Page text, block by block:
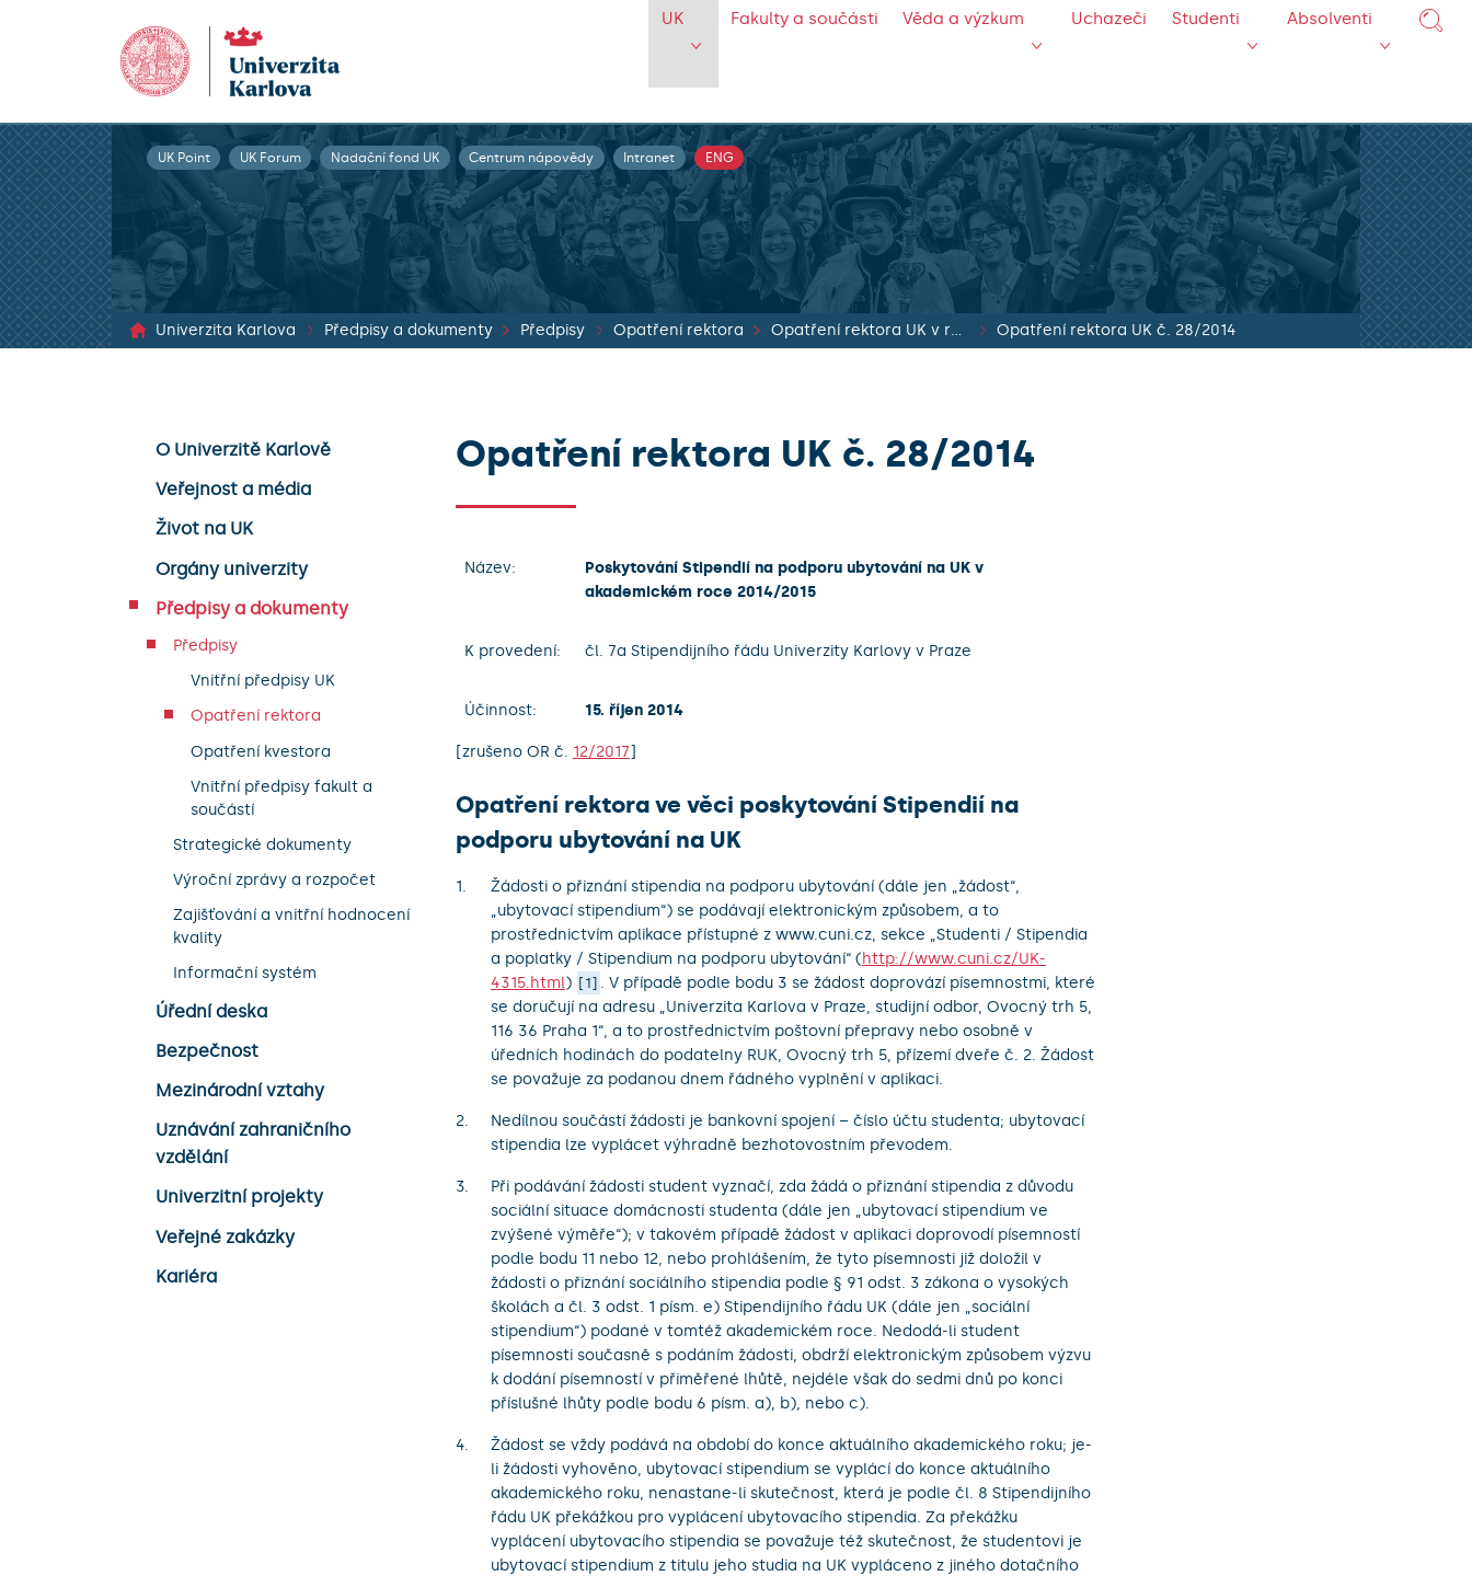
UK Fakulty a součásti Věda a výzkum Uchazeči Studenti Absolventi
UK Point UK Forum Nadační fond UK Centrum nápovědy Intranet ENG
Univerzita Karlova Předpisy a dokumenty Předpisy Opatření rektora Opatření rektora UK v roce 2014 Opatření rektora UK č. 28/2014
O Univerzitě Karlově
Veřejnost a média
Život na UK
Orgány univerzity
Předpisy a dokumenty
Předpisy
Vnitřní předpisy UK
Opatření rektora
Opatření kvestora
Vnitřní předpisy fakult a
součástí
Strategické dokumenty
Výroční zprávy a rozpočet
Zajišťování a vnitřní hodnocení
kvality
Informační systém
Úřední deska
Bezpečnost
Mezinárodní vztahy
Uznávání zahraničního
vzdělání
Univerzitní projekty
Veřejné zakázky
Kariéra
Opatření rektora UK č. 28/2014
Název:
Poskytování Stipendií na podporu ubytování na UK v
akademickém roce 2014/2015
K provedení: čl. 7a Stipendijního řádu Univerzity Karlovy v Praze
Účinnost: 15. říjen 2014
[zrušeno OR č. 12/2017]
Opatření rektora ve věci poskytování Stipendií na
podporu ubytování na UK
Žádosti o přiznání stipendia na podporu ubytování (dále jen „žádost“,
„ubytovací stipendium“) se podávají elektronickým způsobem, a to
prostřednictvím aplikace přístupné z www.cuni.cz, sekce „Studenti / Stipendia
a poplatky / Stipendium na podporu ubytování“ (http://www.cuni.cz/UK-
4315.html) 1
. V případě podle bodu 3 se žádost doprovází písemnostmi, které
se doručují na adresu „Univerzita Karlova v Praze, studijní odbor, Ovocný trh 5,
116 36 Praha 1“, a to prostřednictvím poštovní přepravy nebo osobně v
úředních hodinách do podatelny RUK, Ovocný trh 5, přízemí dveře č. 2. Žádost
se považuje za podanou dnem řádného vyplnění v aplikaci.
Nedílnou součástí žádosti je bankovní spojení – číslo účtu studenta; ubytovací
stipendia lze vyplácet výhradně bezhotovostním převodem.
Při podávání žádosti student vyznačí, zda žádá o přiznání stipendia z důvodu
sociální situace domácnosti studenta (dále jen „ubytovací stipendium ve
zvýšené výměře“); v takovém případě žádost v aplikaci doprovodí písemností
podle bodu 11 nebo 12, nebo prohlášením, že tyto písemnosti již doložil v
žádosti o přiznání sociálního stipendia podle § 91 odst. 3 zákona o vysokých
školách a čl. 3 odst. 1 písm. e) Stipendijního řádu UK (dále jen „sociální
stipendium“) podané v tomtéž akademickém roce. Nedodá-li student
písemnosti současně s podáním žádosti, obdrží elektronickým způsobem výzvu
k dodání písemností v přiměřené lhůtě, nejdéle však do sedmi dnů po konci
příslušné lhůty podle bodu 6 písm. a), b), nebo c).
Žádost se vždy podává na období do konce aktuálního akademického roku; je-
li žádosti vyhověno, ubytovací stipendium se vyplácí do konce aktuálního
akademického roku, nenastane-li skutečnost, která je podle čl. 8 Stipendijního
řádu UK překážkou pro vyplácení ubytovacího stipendia. Za překážku
vyplácení ubytovacího stipendia se považuje též skutečnost, že studentovi je
ubytovací stipendium z titulu jeho studia na UK vypláceno z jiného dotačního